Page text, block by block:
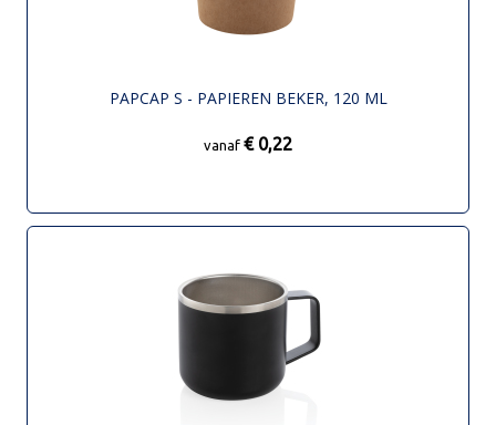
PAPCAP S - PAPIEREN BEKER, 120 ML
vanaf € 0,22